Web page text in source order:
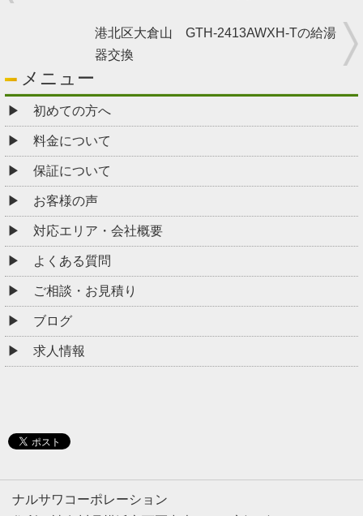
港北区大倉山 GTH-2413AWXH-Tの給湯
器交換
メニュー
初めての方へ
料金について
保証について
お客様の声
対応エリア・会社概要
よくある質問
ご相談・お見積り
ブログ
求人情報
ナルサワコーポレーション